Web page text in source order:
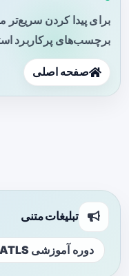
برای پیدا کردن
برچسب‌های پرکاربرد
صفحه اصلی
تبلیغات متنی
دوره آموزشی ATLS